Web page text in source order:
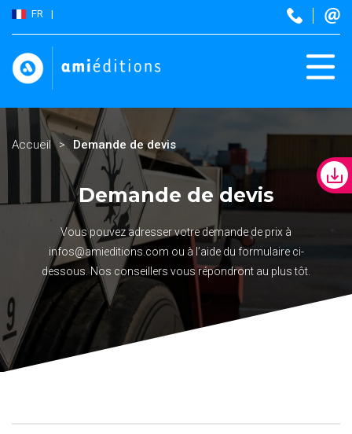
FR
Accueil Demande de devis
Demande de devis
Vous pouvez adresser votre demande de prix à
infos@amieditions.com ou à l’aide du formulaire ci-
dessous. Nos conseillers vous répondront au plus tôt.